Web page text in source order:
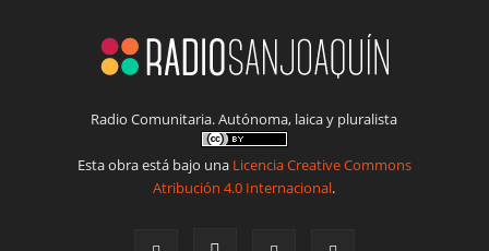
Radio Comunitaria. Autónoma, laica y pluralista
Esta obra está bajo una Licencia Creative Commons
Atribución 4.0 Internacional.